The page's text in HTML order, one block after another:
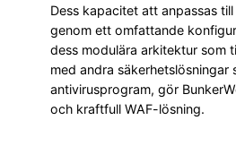
Dess kapacitet att anpassas
genom ett omfattande
dess modulära arkitektur som
med andra säkerhetslösningar
antivirusprogram, gör
och kraftfull WAF-lösning.